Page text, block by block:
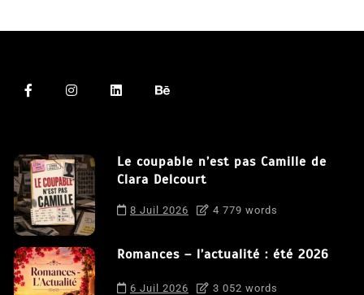
Le coupable n’est pas Camille de
Clara Delcourt
8 Juil 2026 4 779 words
Romances – l’actualité : été 2026
6 Juil 2026 3 052 words